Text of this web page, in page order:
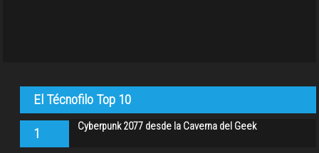
El Técnofilo Top 10
1 Cyberpunk 2077 desde la Caverna del Geek